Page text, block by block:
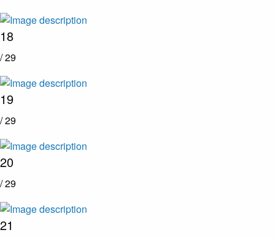
18
/ 29
19
/ 29
20
/ 29
21